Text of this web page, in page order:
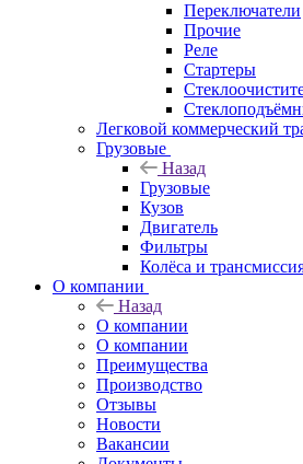
Переключатели
Прочие
Реле
Стартеры
Легковой коммерческий
Грузовые
Назад
Грузовые
Кузов
Двигатель
Фильтры
Колёса и
О компании
Назад
О компании
О компании
Преимущества
Производство
Отзывы
Новости
Вакансии